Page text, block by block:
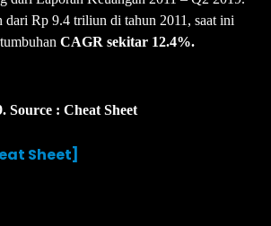
Rp 9.4 triliun di tahun 2011, saat ini
CAGR sekitar 12.4%.
Source : Cheat Sheet
Sheet]